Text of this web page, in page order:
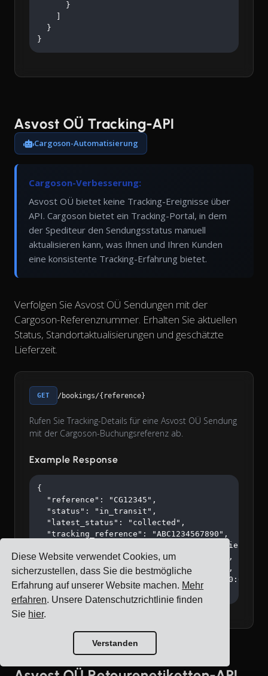
Diese Website verwendet Cookies, um
sicherzustellen, dass Sie die bestmögliche
Erfahrung auf unserer Website machen. Mehr
erfahren. Unsere Datenschutzrichtlinie finden
Sie hier.
Verstanden
      }
  }
}
Asvost OÜ Tracking-API
Cargoson-Automatisierung
Cargoson-Verbesserung:
Asvost OÜ bietet keine Tracking-Ereignisse über
API. Cargoson bietet ein Tracking-Portal, in dem
der Spediteur den Sendungsstatus manuell
aktualisieren kann, was Ihnen und Ihren Kunden
eine konsistente Tracking-Erfahrung bietet.
Verfolgen Sie Asvost OÜ Sendungen mit der
Cargoson-Referenznummer. Erhalten Sie aktuellen
Status, Standortaktualisierungen und geschätzte
Lieferzeit.
GET /bookings/{reference}
Rufen Sie Tracking-Details für eine Asvost OÜ Sendung
mit der Cargoson-Buchungsreferenz ab.
Example Response
{
  "reference": "CG12345",
  "status": "in_transit",
  "latest_status": "collected",
  "tracking_reference": "ABC1234567890",
"tracking_url": "https://
  "confirmed_at": "2026-02-15T10:30:00Z",
  "collected_at": "2026-02-15T14:20:00Z",
  "estimated_delivery": "2026-02-18T16:00:00Z"
}